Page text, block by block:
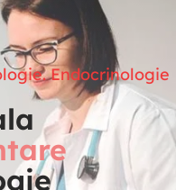
Endocrinologie